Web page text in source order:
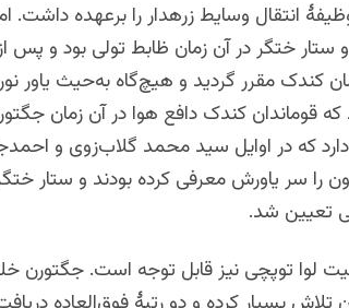
انتقال وسایط زرهدار را برعهده داشت.
ستار ختگر در آن زمان ظابط تولی بود و پس
کندک مقرر گردید و هیچ‌گاه به‌حیث یاور
که قوماندان کندک دافع هوا در آن زمان
که در اوایل سید محمد گلاب‌زوی و
تعیین شد.
لوا توپچی نیز قابل توجه است. جگتورن